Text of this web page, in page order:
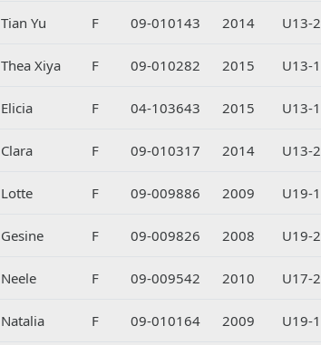
Tian Yu F 09-010143 2014 U13-2
Thea Xiya F 09-010282 2015 U13-1
Elicia F 04-103643 2015 U13-1
Clara F 09-010317 2014 U13-2
Lotte F 09-009886 2009 U19-1
Gesine F 09-009826 2008 U19-2
Neele F 09-009542 2010 U17-2
Natalia F 09-010164 2009 U19-1